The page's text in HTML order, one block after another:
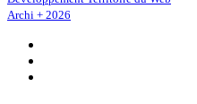
Archi + 2026